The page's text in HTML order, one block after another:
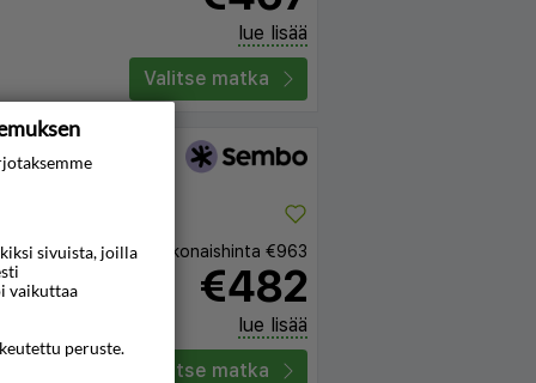
lue lisää
Valitse matka
Kokonaishinta €963
€482
lue lisää
Valitse matka
sivuista, joilla
vaikuttaa
peruste.